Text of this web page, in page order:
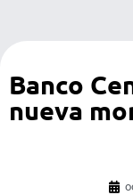
Banco
nueva